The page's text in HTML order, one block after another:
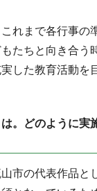
れまで各行事の
たちと向き合う
した教育活動を
。どのように実
市の代表作品と